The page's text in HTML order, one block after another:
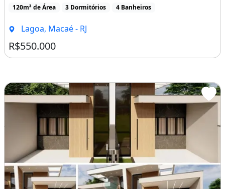
120m² de Área 3 Dormitórios 4 Banheiros
Lagoa, Macaé - RJ
R$550.000